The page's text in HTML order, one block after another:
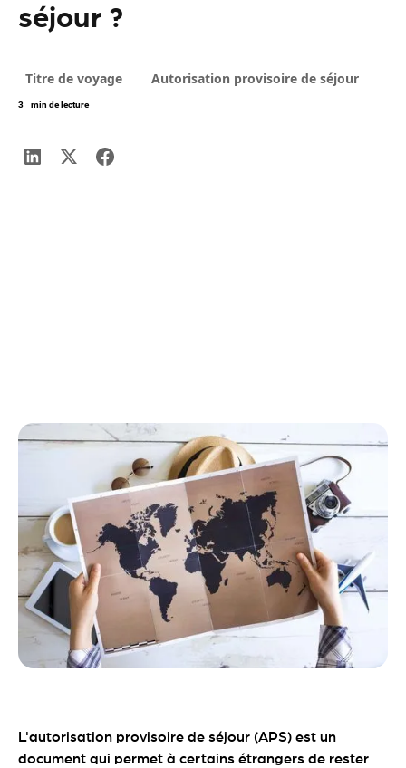
séjour ?
Titre de voyage Autorisation provisoire de séjour
3 min de lecture
L'autorisation provisoire de séjour (APS) est un
document qui permet à certains étrangers de rester